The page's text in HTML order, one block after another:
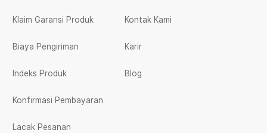
Klaim Garansi Produk
Biaya Pengiriman
Indeks Produk
Konfirmasi Pembayaran
Lacak Pesanan
Kontak Kami
Karir
Blog